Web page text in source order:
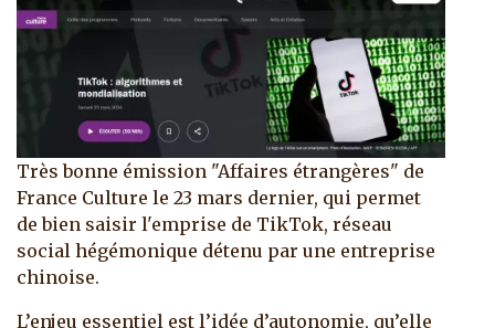
Très bonne émission "Affaires étrangères" de
France Culture le 23 mars dernier, qui permet
de bien saisir l'emprise de TikTok, réseau
social hégémonique détenu par une entreprise
chinoise.
L’enjeu essentiel est l’idée d’autonomie, qu’elle